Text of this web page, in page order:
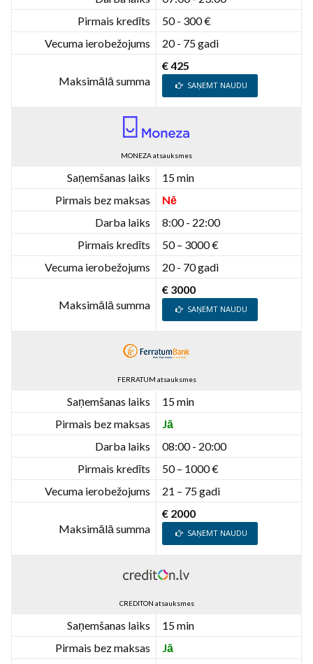
Pirmais kredīts
50 - 300 €
Vecuma ierobežojums
20 - 75 gadi
Maksimālā summa
€ 425
SAŅEMT NAUDU
MONEZA atsauksmes
Saņemšanas laiks
15 min
Pirmais bez maksas
Nē
Darba laiks
8:00 - 22:00
Pirmais kredīts
50 – 3000 €
Vecuma ierobežojums
20 - 70 gadi
Maksimālā summa
€ 3000
SAŅEMT NAUDU
FERRATUM atsauksmes
Saņemšanas laiks
15 min
Pirmais bez maksas
Jā
Darba laiks
08:00 - 20:00
Pirmais kredīts
50 – 1000 €
Vecuma ierobežojums
21 – 75 gadi
Maksimālā summa
€ 2000
SAŅEMT NAUDU
CREDITON atsauksmes
Saņemšanas laiks
15 min
Pirmais bez maksas
Jā